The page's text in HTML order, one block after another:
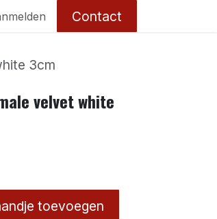
Contact
3cm
velvet white
toevoegen